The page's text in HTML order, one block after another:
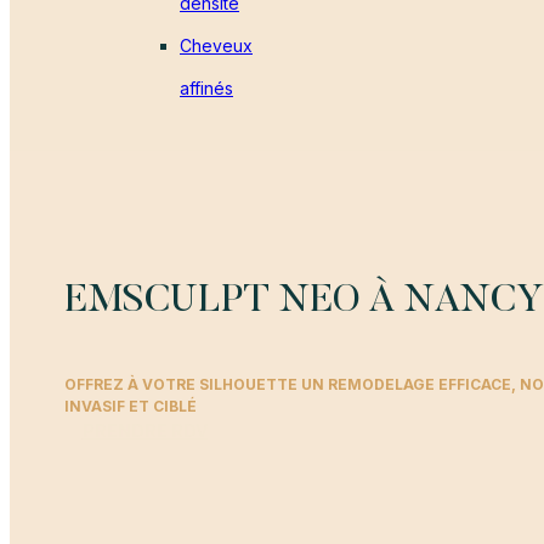
Cheveux
affinés
EMSCULPT NEO À NANCY
OFFREZ À VOTRE SILHOUETTE UN REMODELAGE EFFICACE,
INVASIF ET CIBLÉ